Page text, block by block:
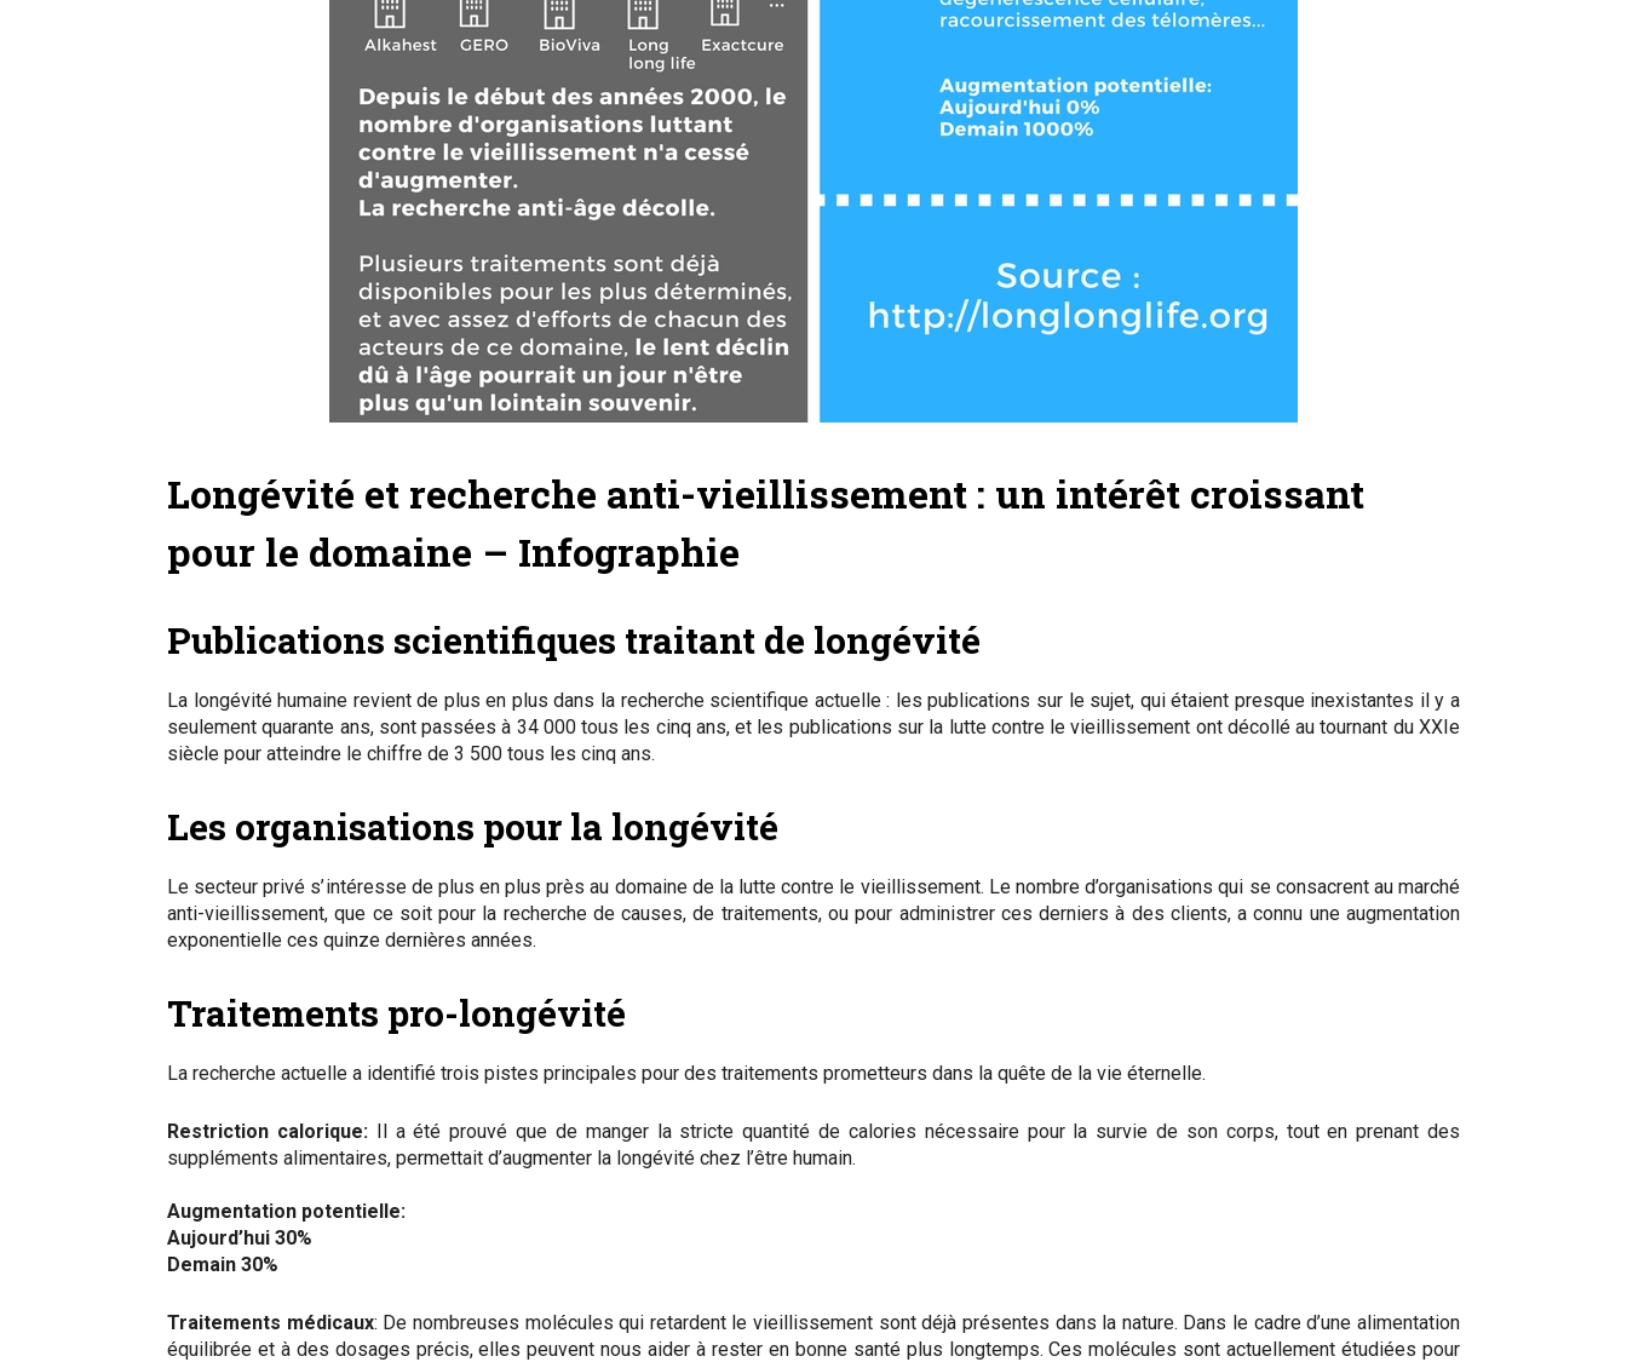
Longévité et recherche anti-vieillissement : un intérêt croissant
pour le domaine – Infographie
Publications scientifiques traitant de longévité
La longévité humaine revient de plus en plus dans la recherche scientifique actuelle : les publications sur le sujet, qui étaient presque inexistantes il y a
seulement quarante ans, sont passées à 34 000 tous les cinq ans, et les publications sur la lutte contre le vieillissement ont décollé au tournant du XXIe
siècle pour atteindre le chiffre de 3 500 tous les cinq ans.
Les organisations pour la longévité
Le secteur privé s’intéresse de plus en plus près au domaine de la lutte contre le vieillissement. Le nombre d’organisations qui se consacrent au marché
anti-vieillissement, que ce soit pour la recherche de causes, de traitements, ou pour administrer ces derniers à des clients, a connu une augmentation
exponentielle ces quinze dernières années.
Traitements pro-longévité
La recherche actuelle a identifié trois pistes principales pour des traitements prometteurs dans la quête de la vie éternelle.
Restriction calorique:Il a été prouvé que de manger la stricte quantité de calories nécessaire pour la survie de son corps, tout en prenant des
suppléments alimentaires, permettait d’augmenter la longévité chez l’être humain.
Augmentation potentielle:
Aujourd’hui 30%
Demain 30%
Traitements médicaux: De nombreuses molécules qui retardent le vieillissement sont déjà présentes dans la nature. Dans le cadre d’une alimentation
équilibrée et à des dosages précis, elles peuvent nous aider à rester en bonne santé plus longtemps. Ces molécules sont actuellement étudiées pour